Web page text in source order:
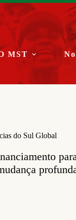
MST
do Sul Global